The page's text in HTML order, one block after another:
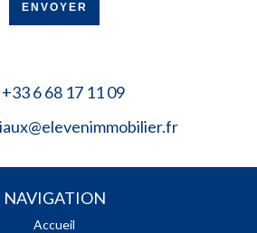
ENVOYER
+33 6 68 17 11 09
NAVIGATION
Accueil